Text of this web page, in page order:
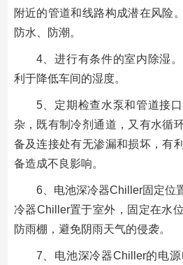
附近的管道和线路构成潜在风险
防水、防潮。
4、进行有条件的室内除湿
利于降低车间的湿度。
5、定期检查水泵和管道接
杂，既有制冷剂通道，又有水循
备及连接处有无渗漏和损坏，有
备造成不良影响。
6、电池深冷器Chiller固定位
冷器Chiller置于室外，固定在水
防雨棚，避免阴雨天气的侵袭。
7、电池深冷器Chiller的电